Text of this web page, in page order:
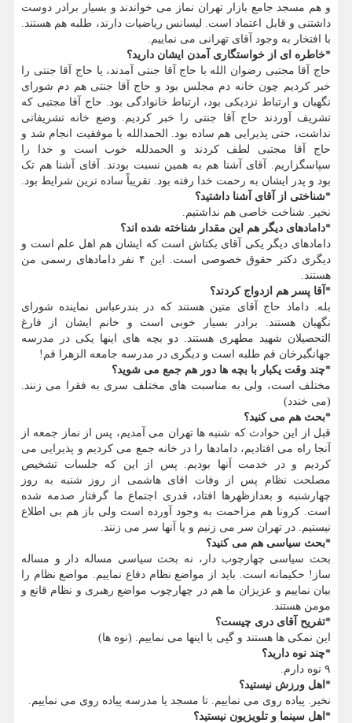
و هم مسجد جامع بازار تهران نماز می خواندند و بسیار برادر دوست
داشتنی و قابل اعتماد است. لیسانس ریاضیات دارند، طلبه هم هستند.
با افتخار به وجود آقای تهرانی می نماییم.
*خاطره ای از خواستگاری آمدن ایشان دارید؟
حاج آقا مجتبی رضوان الله با حاج آقا جنتی آمدند، یا حاج آقا جنتی را
خبر کردیم چون خانه دم مجلس بود و حاج آقا جنتی هم دم شورای
نگهبان و ارتباط نزدیکی بود، ارتباط خانوادگی بود. حاج آقا مجتبی که
تشریف آوردند حاج آقا جنتی را خبر کردیم. وضع خانه تشریفاتی
نداشت، حتی پذیرایی هم ساده بود. الحمدالله با موفقیت انجام شد و
حاج آقا مجتبی لطف کردند و الحمدلله خوب است و خدا را
سپاسگزاریم. آقای آشنا هم به همین نسبت بودند. آقای آشنا هم تک
بود و پدر ایشان به رحمت خدا رفته بود. تقریباً ساده ترین شرایط بود.
*شناختی از آقای آشنا داشتید؟
نخیر. شناخت خاصی هم نداشتیم.
*دامادهای دیگر هم این مقدار شناخته شده اند؟
دامادهای دیگر یکی آقای بکتاش است که ایشان هم اهل علم است و
دیگری دکتر حقوق خصوصی است. این ۴ نفر دامادهای رسمی من
هستند.
*آقا پسر هم ازدواج کردند؟
بله. داماد حاج آقای متین هستند که در بندرعباس نماینده شورای
نگهبان هستند. برادر بسیار خوبی است و خانم ایشان از فارغ
التحصیلان شهید مطهری هستند. دو بچه های اینها یکی در مدرسه
جهانگیرخان قم طلبه است و دیگری در مدرسه جامعه الزهرا قم!
*چند وقت یکبار با بچه ها دور هم جمع می شوید؟
مختلف است، ولی به مناسبت های مختلف سری به فقرا می زنند.
(می خندد)
*بحث هم می کنید؟
قبل از این حوادث که شنبه ها تهران می آمدیم، پس از نماز جمعه از
آنجا راه می افتادیم، دامادها را در خانه جمع می کردیم و پذیرایی می
کردیم و در خدمت آنها بودیم. پس از این که جلسات تشخیص
مصلحت نظام پس از وفات اقای هاشمی از روز شنبه به روز
چهارشنبه و بعدازظهرها افتاد، قدری اجتماع ما گرفتار صدمه شده
است. کرونا هم مزاحمت به وجود آورده است ولی باز هم بی اطلاع
نیستیم. در تهران سر می زنیم و یا آنها سر می زنند.
*بحث سیاسی هم می کنید؟
بحث سیاسی چهارچوب دار، نه بحث سیاسی مساله دار و مساله
ساز! حکیمانه است. باید از مواضع نظام دفاع نماییم. مواضع نظام را
بیان نماییم و عزیزان ما هم در چهارچوب مواضع رهبری و نظام قانع و
مومن هستند.
*تفریح آقای دری چیست؟
این نمکی ها هستند و گپی با اینها می نماییم. (نوه ها)
*چند نوه دارید؟
۹ نوه دارم.
*اهل ورزش نیستید؟
نخیر. پیاده روی می نماییم. تا مسجد یا مدرسه پیاده روی می نماییم.
*اهل سینما و تلویزیون نیستید؟